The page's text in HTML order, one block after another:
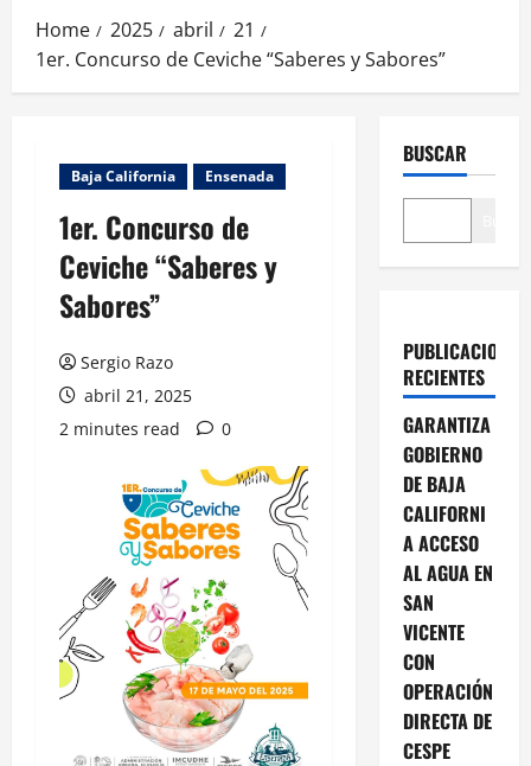
Home 2025 abril
21
1er. Concurso de Ceviche “Saberes y Sabores”
Baja California Ensenada
1er. Concurso de
Ceviche “Saberes y
Sabores”
Sergio Razo
abril 21, 2025
2 minutes read
0
BUSCAR
PUBLICACIONES
RECIENTES
GARANTIZA
GOBIERNO
DE BAJA
CALIFORNI
A ACCESO
AL AGUA EN
SAN
VICENTE
CON
OPERACIÓN
DIRECTA DE
CESPE